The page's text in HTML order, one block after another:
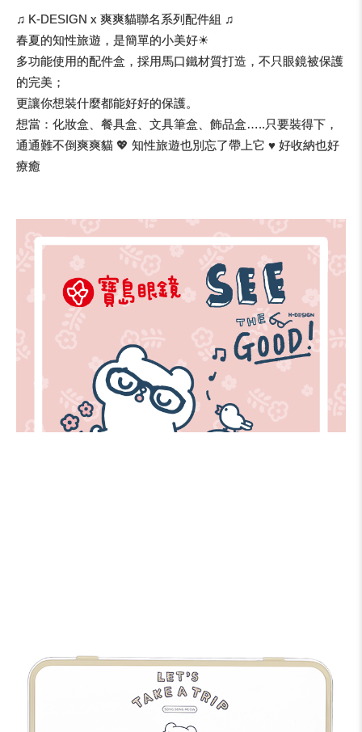
♫ K-DESIGN x 爽爽貓聯名系列配件組 ♫
春夏的知性旅遊，是簡單的小美好☀
多功能使用的配件盒，採用馬口鐵材質打造，不只眼鏡被保護
的完美；
更讓你想裝什麼都能好好的保護。
想當：化妝盒、餐具盒、文具筆盒、飾品盒…..只要裝得下，
通通難不倒爽爽貓 💖 知性旅遊也別忘了帶上它 ♥ 好收納也好
療癒